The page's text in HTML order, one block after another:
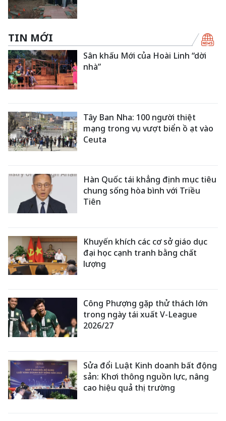
TIN MỚI
Sân khấu Mới của Hoài Linh “dời
nhà”
Tây Ban Nha: 100 người thiệt
mạng trong vụ vượt biển ồ ạt vào
Ceuta
Hàn Quốc tái khẳng định mục tiêu
chung sống hòa bình với Triều
Tiên
Khuyến khích các cơ sở giáo dục
đại học cạnh tranh bằng chất
lượng
Công Phượng gặp thử thách lớn
trong ngày tái xuất V-League
2026/27
Sửa đổi Luật Kinh doanh bất động
sản: Khơi thông nguồn lực, nâng
cao hiệu quả thị trường